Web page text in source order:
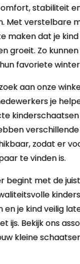
stabiliteit
Met verstelbare
maken dat je kind
groeit. Zo
favoriete
aan onze
je
zodat er
te vinden is.
begint met de
en je kind veilig
ijs. Bekijk ons
kleine